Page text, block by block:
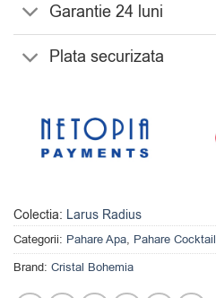
Garantie 24 luni
Plata securizata
Colectia: Larus Radius
Categorii: Pahare Apa, Pahare Cocktail
Brand: Cristal Bohemia